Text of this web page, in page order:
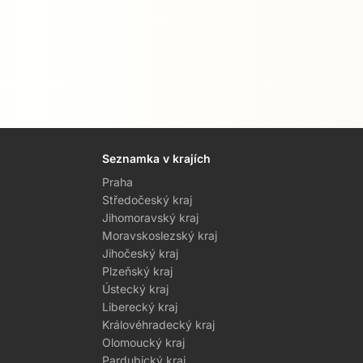
Seznamka v krajích
Praha
Středočeský kraj
Jihomoravský kraj
Moravskoslezský kraj
Jihočeský kraj
Plzeňský kraj
Ústecký kraj
Liberecký kraj
Královéhradecký kraj
Olomoucký kraj
Pardubický kraj